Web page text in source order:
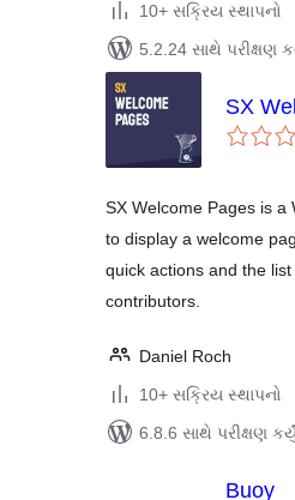
10+ સક્રિય સ્થાપનો
5.2.24 સાથે પરીક્ષણ
SX
SX Welcome Pages is a
to display a welcome
quick actions and the
contributors.
Daniel Roch
10+ સક્રિય સ્થાપનો
6.8.6 સાથે પરીક્ષણ
Buoy